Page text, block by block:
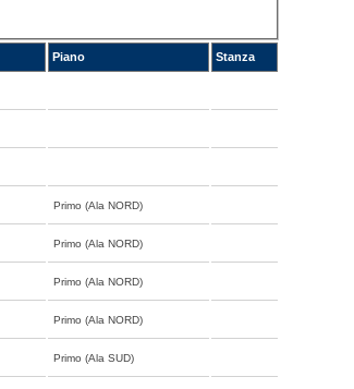
Piano Stanza
Primo (Ala NORD)
Primo (Ala NORD)
Primo (Ala NORD)
Primo (Ala NORD)
Primo (Ala SUD)